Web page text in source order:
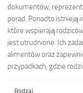
dokumentów,
porad. Ponadto istnieją
które wspierają
jest utrudnione. Ich
alimentów oraz
przypadkach, gdzie
Rodzaj